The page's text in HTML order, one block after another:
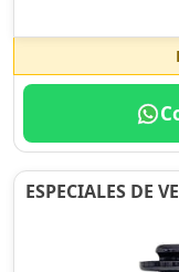
ESPECIALES DE